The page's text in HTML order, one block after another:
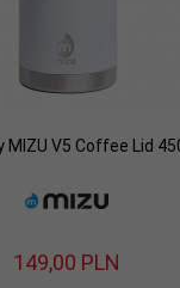
V5 Coffee Lid
149,00 PLN